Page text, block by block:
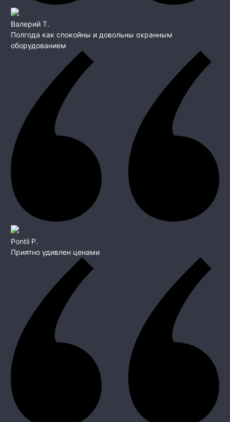
Валерий Т.
Полгода как спокойны и довольны охранным
оборудованием
Pontii P.
Приятно удивлен ценами